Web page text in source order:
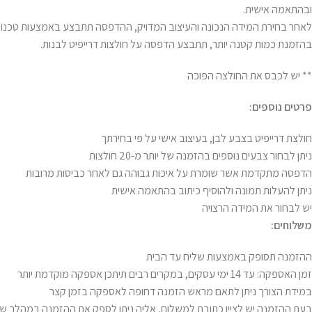
ובהתאמה אישית.
בהזמנת כמות קטנה יותר, תתבצע הדפסה על חולצות דרייפיט לבנות.
** יש לכבס את החולצה הפוכה
פרטים נוספים:
חולצת דרייפיט בצבע לבן, בעיצוב אישי על פי בחירתך
ניתן לבחור צבעים נוספים בהזמנה של יותר מ-20 חולצות
הדפסה מתקדמת אשר שומרת על איכות גבוהה גם לאחר כביסות מרובות
ניתן להעלות תמונה ולהוסיף כיתוב בהתאמה אישית
יש לבחור את המידה הרצויה
משלוחים:
ההזמנה תסופק באמצעות שליח עד הבית
זמן האספקה: עד 14 ימי עסקים, במקרים רבים תיתכן אספקה מוקדמת יותר
במידת הצורך ניתן לתאם מראש הזמנה דחופה לאספקה בזמן קצר
בעת ההזמנה יש לציין כתובת למשלוח, אליה ניתן לספק את ההזמנה במהלך